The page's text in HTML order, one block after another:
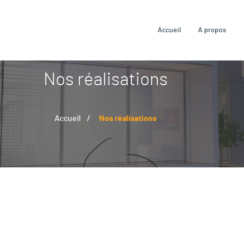
Accueil A propos
Nos réalisations
Accueil Nos réalisations